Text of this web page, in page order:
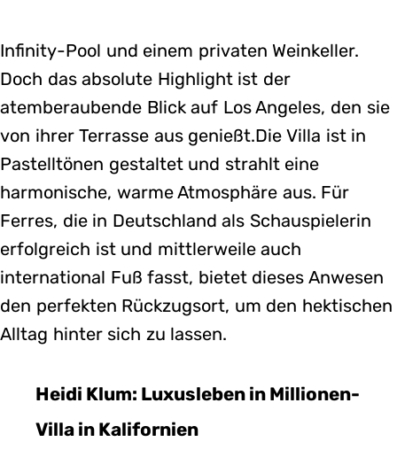
Infinity-Pool und einem privaten Weinkeller.
Doch das absolute Highlight ist der
atemberaubende Blick auf Los Angeles, den sie
von ihrer Terrasse aus genießt.Die Villa ist in
Pastelltönen gestaltet und strahlt eine
harmonische, warme Atmosphäre aus. Für
Ferres, die in Deutschland als Schauspielerin
erfolgreich ist und mittlerweile auch
international Fuß fasst, bietet dieses Anwesen
den perfekten Rückzugsort, um den hektischen
Alltag hinter sich zu lassen.
Heidi Klum: Luxusleben in Millionen-
Villa in Kalifornien